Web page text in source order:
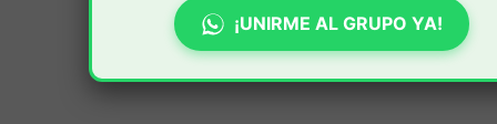
¡UNIRME AL GRUPO YA!